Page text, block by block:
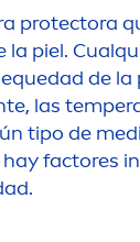
protectora
la piel.
de
las
tipo de
factores